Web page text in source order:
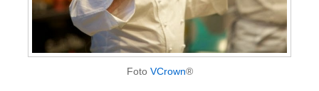
Foto VCrown®